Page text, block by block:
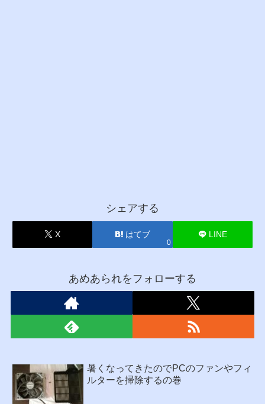
シェアする
X はてブ
0
LINE
あめあられをフォローする
暑くなってきたのでPCのファンやフィ
ルターを掃除するの巻